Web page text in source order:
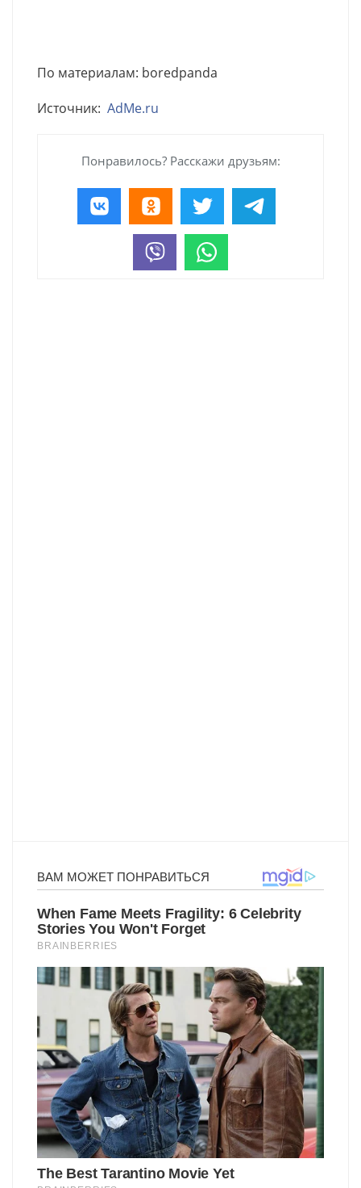
По материалам: boredpanda
Источник: AdMe.ru
Понравилось? Расскажи друзьям: